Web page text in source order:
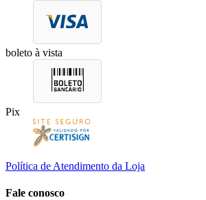
boleto à vista
Pix
Política de Atendimento da Loja
Fale conosco